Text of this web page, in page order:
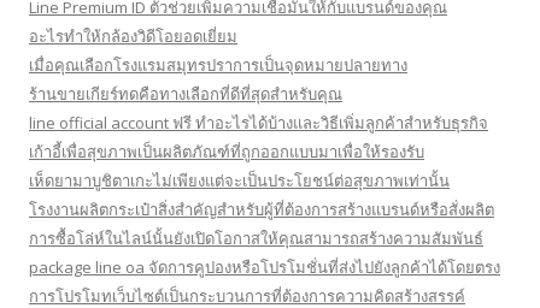
Line Premium ID ตัวช่วยเพิ่มความเชื่อมั่นให้กับแบรนด์ของคุณ
อะไรทำให้กล้องวิดีโอยอดเยี่ยม
เมื่อคุณเลือกโรงแรมสมุทรปราการเป็นจุดหมายปลายทาง
ร้านขายเกียร์ทดคือทางเลือกที่ดีที่สุดสำหรับคุณ
line official account ฟรี ทําอะไรได้บ้างและวิธีเพิ่มลูกค้าสำหรับธุรกิจ
เก้าอี้เพื่อสุขภาพเป็นผลิตภัณฑ์ที่ถูกออกแบบมาเพื่อให้รองรับ
เห็ดยามาบูชิตาเกะไม่เพียงแต่จะเป็นประโยชน์ต่อสุขภาพเท่านั้น
โรงงานผลิตกระเป๋าสิ่งสำคัญสำหรับผู้ที่ต้องการสร้างแบรนด์หรือสั่งผลิต
การซื้อโล่ห์ในไลน์นั้นยังเปิดโอกาสให้คุณสามารถสร้างความสัมพันธ์
package line oa จัดการคูปองหรือโปรโมชั่นที่ส่งไปยังลูกค้าได้โดยตรง
การโปรโมทเว็บไซต์เป็นกระบวนการที่ต้องการความคิดสร้างสรรค์